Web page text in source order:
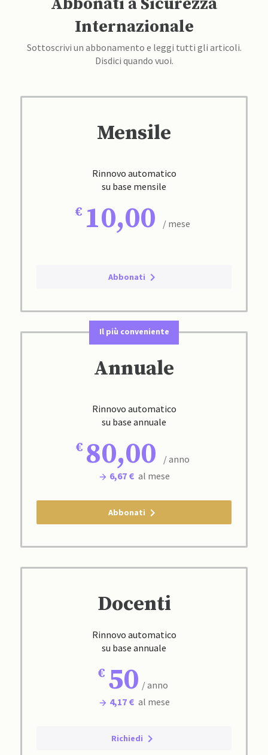
Internazionale
Sottoscrivi un abbonamento e leggi tutti gli articoli.
Disdici quando vuoi.
Mensile
Rinnovo automatico
su base mensile
10,00 / mese
Abbonati
Il più conveniente
Annuale
Rinnovo automatico
su base annuale
80,00
/ anno
6,67 € al mese
Abbonati
Docenti
Rinnovo automatico
su base annuale
50 / anno
4,17 € al mese
Richiedi